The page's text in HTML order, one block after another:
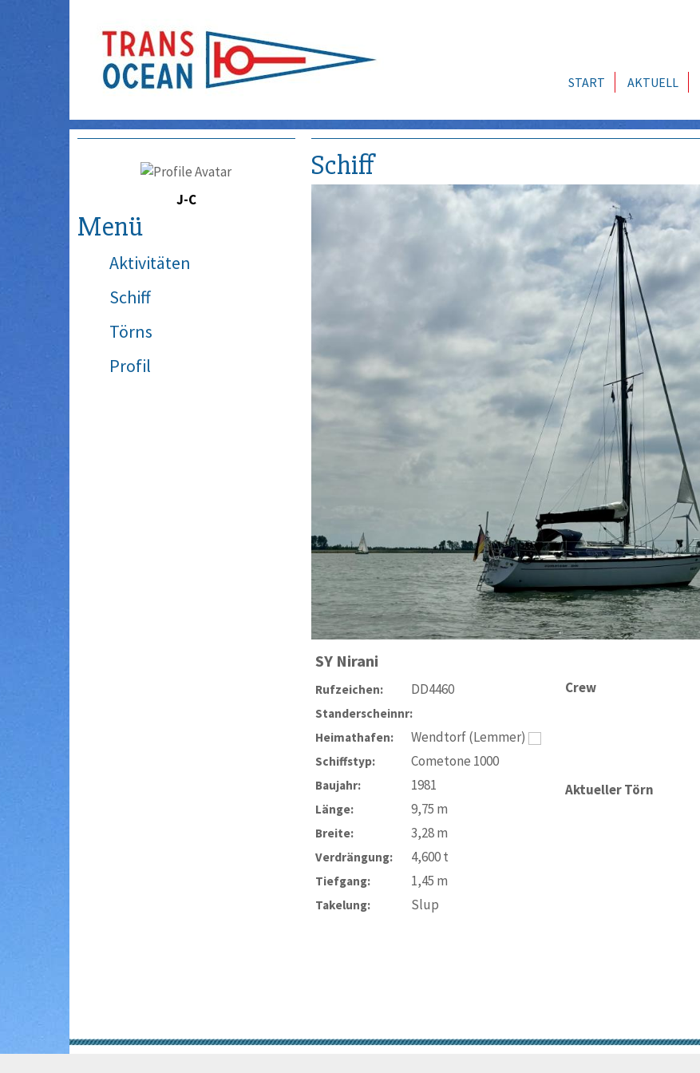
START AKTUELL
J-C
Menü
Aktivitäten
Schiff
Törns
Profil
Schiff
SY Nirani
Rufzeichen: DD4460
Standerscheinnr:
Heimathafen:
Wendtorf (Lemmer)
Schiffstyp: Cometone 1000
Baujahr: 1981
Länge: 9,75 m
Breite: 3,28m
Verdrängung: 4,600t
Tiefgang: 1,45 m
Takelung: Slup
Crew
Aktueller Törn